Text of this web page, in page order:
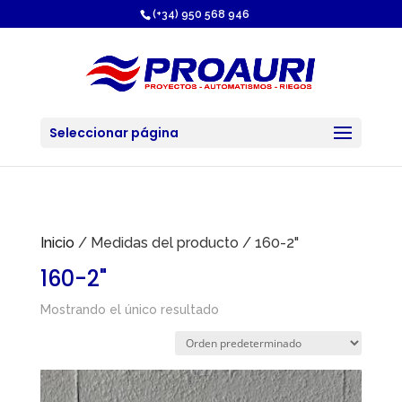
(+34) 950 568 946
Seleccionar página
Inicio/ Medidas del producto / 160-2"
160-2"
Mostrando el único resultado